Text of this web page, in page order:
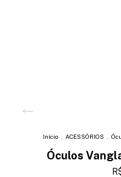
Início ACESSÓRIOS
Óculos